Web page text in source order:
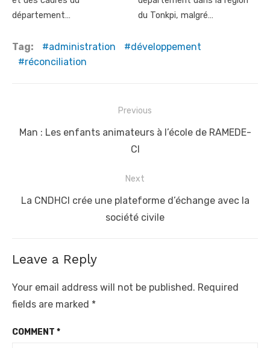
département…
du Tonkpi, malgré…
Tag: administration
développement
réconciliation
navigation
Previous
Previous
Man : Les enfants animateurs à l’école de RAMEDE-
CI
Next
Next
La CNDHCI crée une plateforme d’échange avec la
société civile
Leave a Reply
Your email address will not be published. Required
fields are marked *
COMMENT *